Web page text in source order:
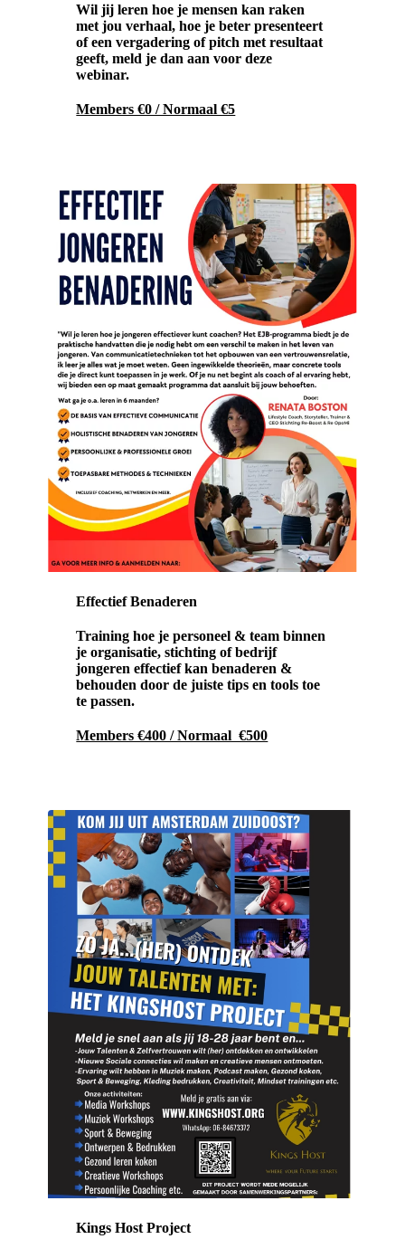
Wil jij leren hoe je mensen kan raken
met jou verhaal, hoe je beter presenteert
of een vergadering of pitch met resultaat
geeft, meld je dan aan voor deze
webinar.
Members €0 / Normaal €5
Effectief Benaderen
Training hoe je personeel & team binnen
je organisatie, stichting of bedrijf
jongeren effectief kan benaderen &
behouden door de juiste tips en tools toe
te passen.
Members €400 / Normaal €500
Kings Host Project